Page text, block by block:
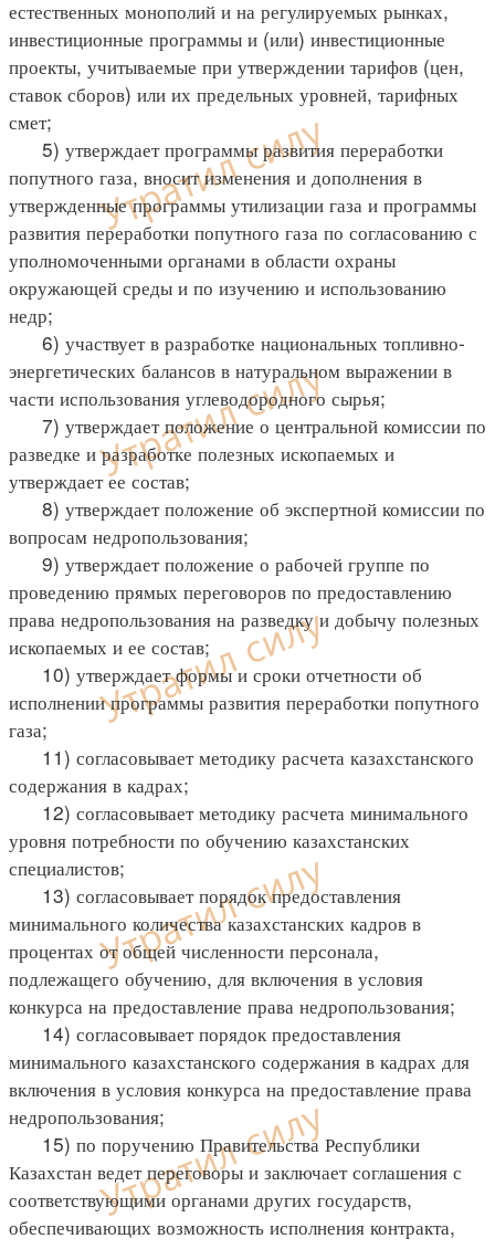
естественных монополий и на регулируемых рынках,
инвестиционные программы и (или) инвестиционные
проекты, учитываемые при утверждении тарифов (цен,
ставок сборов) или их предельных уровней, тарифных
смет;
5) утверждает программы развития переработки
попутного газа, вносит изменения и дополнения в
утвержденные программы утилизации газа и программы
развития переработки попутного газа по согласованию с
уполномоченными органами в области охраны
окружающей среды и по изучению и использованию
недр;
6) участвует в разработке национальных топливно-
энергетических балансов в натуральном выражении в
части использования углеводородного сырья;
7) утверждает положение о центральной комиссии по
разведке и разработке полезных ископаемых и
утверждает ее состав;
8) утверждает положение об экспертной комиссии по
вопросам недропользования;
9) утверждает положение о рабочей группе по
проведению прямых переговоров по предоставлению
права недропользования на разведку и добычу полезных
ископаемых и ее состав;
10) утверждает формы и сроки отчетности об
исполнении программы развития переработки попутного
газа;
11) согласовывает методику расчета казахстанского
содержания в кадрах;
12) согласовывает методику расчета минимального
уровня потребности по обучению казахстанских
специалистов;
13) согласовывает порядок предоставления
минимального количества казахстанских кадров в
процентах от общей численности персонала,
подлежащего обучению, для включения в условия
конкурса на предоставление права недропользования;
14) согласовывает порядок предоставления
минимального казахстанского содержания в кадрах для
включения в условия конкурса на предоставление права
недропользования;
15) по поручению Правительства Республики
Казахстан ведет переговоры и заключает соглашения с
соответствующими органами других государств,
обеспечивающих возможность исполнения контракта,